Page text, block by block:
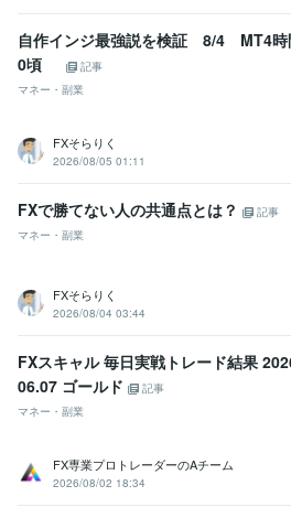
自作インジ最強説を検証 8/4 MT4
0頃
記事
マネー・副業
FXそらりく
2026/08/05 01:11
FXで勝てない人の共通点とは？
記事
マネー・副業
FXそらりく
2026/08/04 03:44
FXスキャル 毎日実戦トレード結果
06.07 ゴールド
記事
マネー・副業
FX専業プロトレーダーのAチーム
2026/08/02 18:34